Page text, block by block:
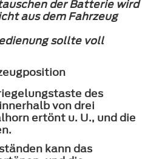
der Batterie wird
aus dem Fahrzeug
sollte voll
des
von drei
ertönt u. U., und die
kann das